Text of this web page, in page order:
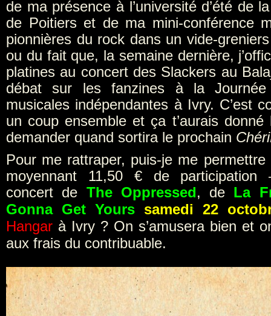
de ma présence à l’université d’été de
de Poitiers et de ma mini-conférence
pionnières du rock dans un vide-
ou du fait que, la semaine dernière,
platines au concert des Slackers au
débat sur les fanzines à la Journée
musicales indépendantes à Ivry. C’est
un coup ensemble et ça t’aurais donné
demander quand sortira le prochain
Pour me rattraper, puis-je me
moyennant 11,50 € de participation
concert de The Oppressed, de La
Gonna Get Yours samedi 22
Hangar à Ivry ? On s’amusera bien et
aux frais du contribuable.